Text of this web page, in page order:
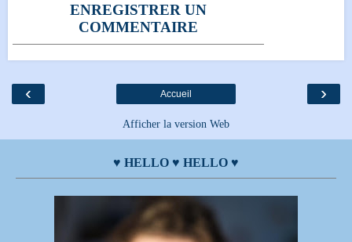
ENREGISTRER UN
COMMENTAIRE
‹ ›
Accueil
Afficher la version Web
♥ HELLO ♥ HELLO ♥